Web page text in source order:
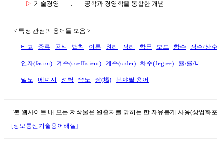
▷ 기술경영 : 공학과 경영학을 통합한 개념
< 특정 관점의 용어들 모음 >
비교 종류 공식 법칙 이론 원리 정리 학문 모드 함수 정수/상수
인자(factor) 계수(coefficient) 계수(order) 차수(degree) 율/률/비
밀도 에너지 전력 속도 장(場) 분야별 용어
"본 웹사이트 내 모든 저작물은 원출처를 밝히는 한 자유롭게 사용(상업화
[정보통신기술용어해설]